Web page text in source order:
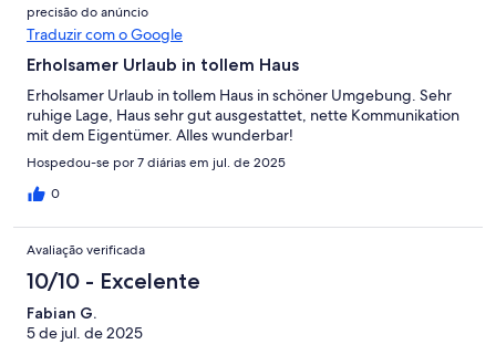
precisão do anúncio
Traduzir com o Google
Erholsamer Urlaub in tollem Haus
Erholsamer Urlaub in tollem Haus in schöner Umgebung. Sehr
ruhige Lage, Haus sehr gut ausgestattet, nette Kommunikation
mit dem Eigentümer. Alles wunderbar!
Hospedou-se por 7 diárias em jul. de 2025
0
Avaliação verificada
10/10 - Excelente
Fabian G.
5 de jul. de 2025